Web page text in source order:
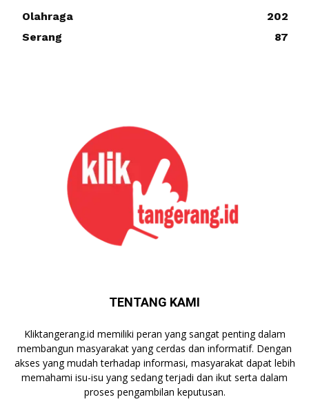
Olahraga
202
Serang
87
TENTANG KAMI
Kliktangerang.id memiliki peran yang sangat penting dalam
membangun masyarakat yang cerdas dan informatif. Dengan
akses yang mudah terhadap informasi, masyarakat dapat lebih
memahami isu-isu yang sedang terjadi dan ikut serta dalam
proses pengambilan keputusan.